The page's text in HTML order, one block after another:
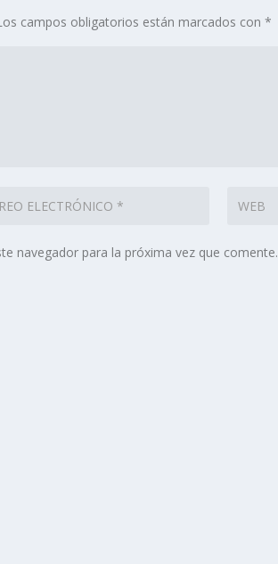
campos obligatorios están marcados con*
navegador para la próxima vez que comente.